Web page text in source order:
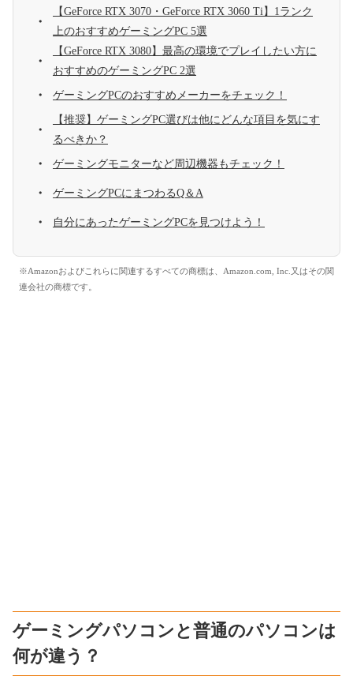
【GeForce RTX 3070・GeForce RTX 3060 Ti】1ランク
上のおすすめゲーミングPC 5選
【GeForce RTX 3080】最高の環境でプレイしたい方に
おすすめのゲーミングPC 2選
ゲーミングPCのおすすめメーカーをチェック！
【推奨】ゲーミングPC選びは他にどんな項目を気にす
るべきか？
ゲーミングモニターなど周辺機器もチェック！
ゲーミングPCにまつわるQ＆A
自分にあったゲーミングPCを見つけよう！
※Amazonおよびこれらに関連するすべての商標は、Amazon.com, Inc.又はその関
連会社の商標です。
ゲーミングパソコンと普通のパソコンは
何が違う？